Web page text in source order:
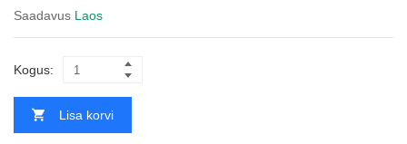
Saadavus Laos
Kogus:
Lisa korvi